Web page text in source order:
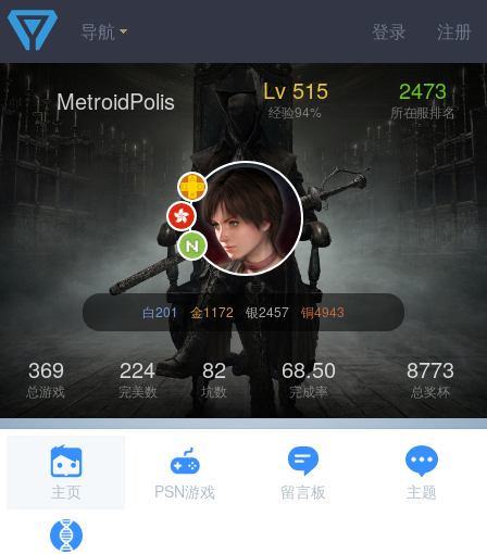
登录 注册
导航
MetroidPolis Lv 515
经验94%
2473
所在服排名
白201 金1172 银2457 铜4943
369
总游戏
224
完美数
82
坑数
68.50
完成率
8773
总奖杯
主页 PSN游戏 留言板 主题